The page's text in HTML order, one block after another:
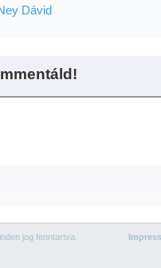
Dávid
jog fenntartva.